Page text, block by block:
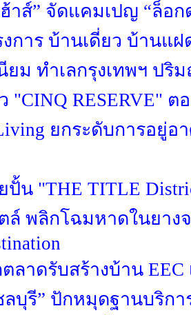
าส์” จัดแคมเปญ “ล็อ
งการ บ้านเดี่ยว บ้านแ
ยม ทำเลกรุงเทพฯ ปริ
"CINQ RESERVE"
ยกระดับการอยู่
ปั้น "THE TITLE
พลิกโฉมหาดในยางจ
ลาดรับสร้างบ้าน EEC
บุรี” ปักหมุดฐานบริก